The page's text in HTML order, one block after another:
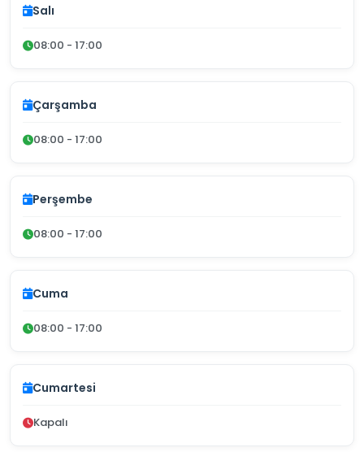
Salı
08:00 - 17:00
Çarşamba
08:00 - 17:00
Perşembe
08:00 - 17:00
Cuma
08:00 - 17:00
Cumartesi
Kapalı